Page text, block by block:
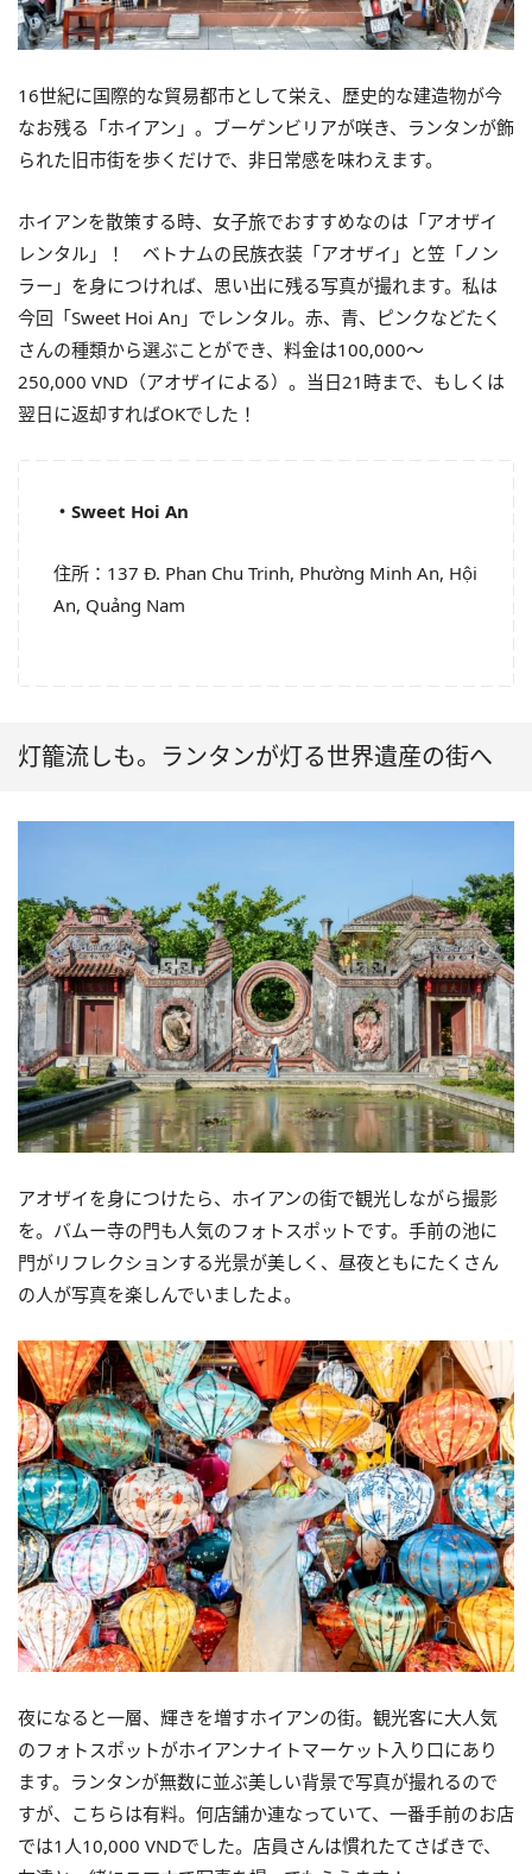
16世紀に国際的な貿易都市として栄え、 歴史的な建造物が今
なお残る「ホイアン 」。 ブーゲンビリアが咲き、ランタンが飾
られた旧市街を歩くだけで、 非日常感を味わえます。
ホイアンを散策する時、女子旅でおすすめなのは「アオザイ
レンタル」！ ベトナムの民族衣装「アオザイ」と笠「ノン
ラー」を身につければ、思い出に残る写真が撮れます。 私は
今回「Sweet Hoi An」でレンタル。赤、青、 ピンクなどたく
さんの種類から選ぶことができ、料金は100,000〜
250,000 VND （アオザイによる）。 当日21時まで、もしくは
翌日に返却すればOKでした！
・Sweet Hoi An
住所：137 Đ. Phan Chu Trinh, Phường Minh An, Hội
An, Quảng Nam
灯籠流しも。ランタンが灯る世界遺産の街へ
アオザイを身につけたら、 ホイアンの街で観光しながら撮影
を。 バムー寺の門も人気のフォトスポットです。 手前の池に
門がリフレクションする光景が美しく、 昼夜ともにたくさん
の人が写真を楽しんでいましたよ。
夜になると一層、輝きを増すホイアンの街。 観光客に大人気
のフォトスポットがホイアンナイトマーケット入り 口にあり
ます。 ランタンが無数に並ぶ美しい背景で写真が撮れるので
すが、 こちらは有料。何店舗か連なっていて、 一番手前のお店
では1人10,000 VNDでした。店員さんは慣れたてさばきで、